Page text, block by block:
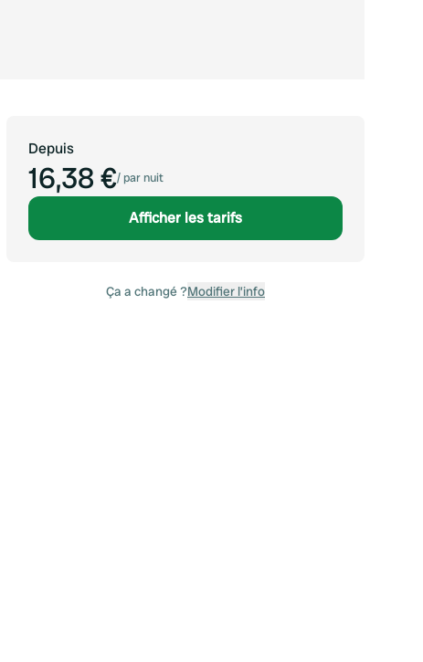
Depuis
16,38 €/par nuit
Afficher les tarifs
Ça a changé ?Modifier l’info